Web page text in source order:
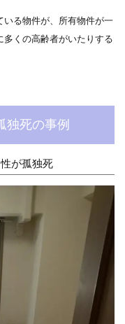
いる物件が、所有物件が一
多くの高齢者がいたりする
独死の事例
が孤独死